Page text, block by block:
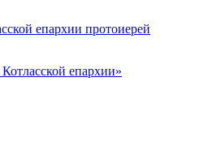
епархии протоиерей
епархии»